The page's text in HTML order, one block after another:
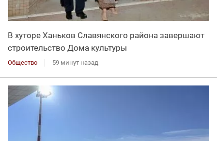
В хуторе Ханьков Славянского района завершают
строительство Дома культуры
Общество 59 минут назад